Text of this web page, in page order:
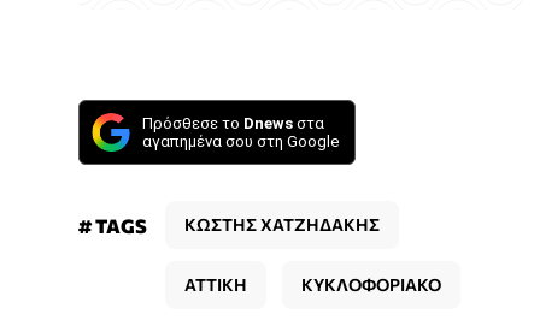
Πρόσθεσε το Dnews στα
αγαπημένα σου στη Google
# TAGS ΚΩΣΤΗΣ ΧΑΤΖΗΔΑΚΗΣ
ΑΤΤΙΚΗ ΚΥΚΛΟΦΟΡΙΑΚΟ